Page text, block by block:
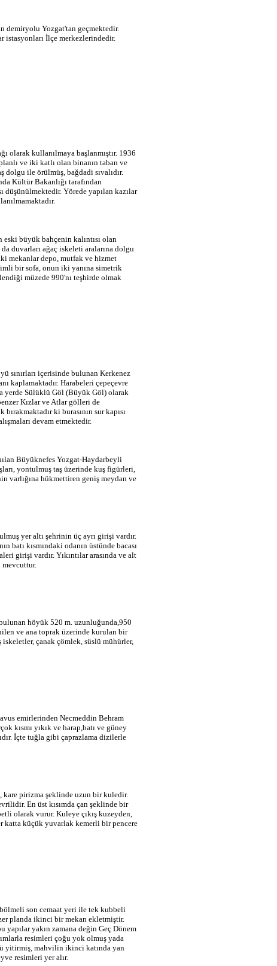
demiryolu Yozgat'tan geçmektedir.
istasyonları İlçe merkezlerindedir.
olarak kullanılmaya başlanmıştır. 1936
ve iki katlı olan binanın taban ve
dolgu ile örülmüş, bağdadi sıvalıdır.
Kültür Bakanlığı tarafından
düşünülmektedir. Yörede yapılan kazılar
büyük bahçenin kalıntısı olan
duvarları ağaç iskeleti aralarına dolgu
mekanlar depo, mutfak ve hizmet
bir sofa, onun iki yanına simetrik
müzede 990'nı teşhirde olmak
sınırları içerisinde bulunan Kerkenez
kaplamaktadır. Harabeleri çepeçevre
yerde Sülüklü Göl (Büyük Göl) olarak
Kızlar ve Atlar gölleri de
ki burasının sur kapısı
devam etmektedir.
Büyüknefes Yozgat-Haydarbeyli
yontulmuş taş üzerinde kuş figürleri,
varlığına hükmettiren geniş meydan ve
yer altı şehrinin üç ayrı girişi vardır.
batı kısmındaki odanın üstünde bacası
girişi vardır. Yıkıntılar arasında ve alt
mevcuttur.
höyük 520 m. uzunluğunda,950
ve ana toprak üzerinde kurulan bir
çanak çömlek, süslü mühürler,
emirlerinden Necmeddin Behram
kısmı yıkık ve harap,batı ve güney
İçte tuğla gibi çaprazlama dizilerle
kare pirizma şeklinde uzun bir kuledir.
En üst kısımda çan şeklinde bir
olarak vurur. Kuleye çıkış kuzeyden,
katta küçük yuvarlak kemerli bir pencere
bölmeli son cemaat yeri ile tek kubbeli
planda ikinci bir mekan ekletmiştir.
yapılar yakın zamana değin Geç Dönem
resimleri çoğu yok olmuş yada
yitirmiş, mahvilin ikinci katında yan
resimleri yer alır.